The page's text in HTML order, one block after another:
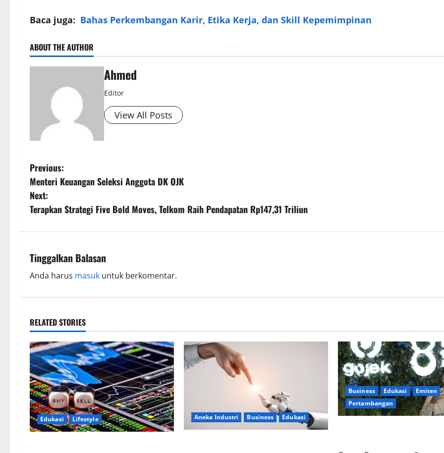
Baca juga: Bahas Perkembangan Karir, Etika Kerja, dan Skill Kepemimpinan
ABOUT THE AUTHOR
Ahmed
Editor
View All Posts
Previous:
Menteri Keuangan Seleksi Anggota DK OJK
Next:
Terapkan Strategi Five Bold Moves, Telkom Raih Pendapatan Rp147,31 Triliun
Tinggalkan Balasan
Anda harus masuk untuk berkomentar.
RELATED STORIES
Edukasi Lifestyle Aneka Industri Business Edukasi
Business Edukasi
Emiten
Pertambangan